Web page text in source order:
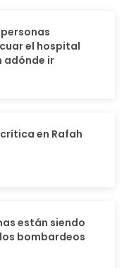
el hospital
adónde ir
en Rafah
están siendo
bombardeos